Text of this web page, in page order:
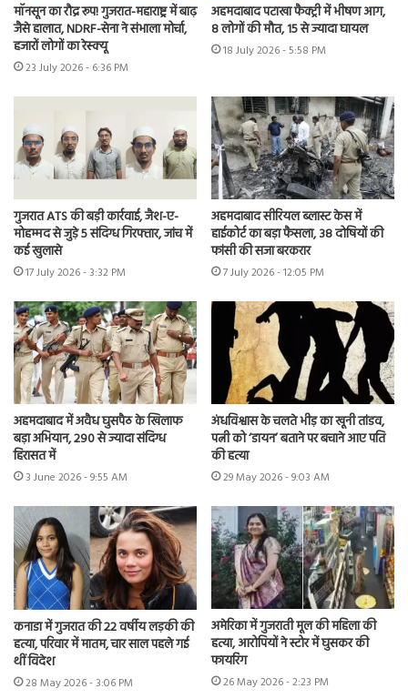
मॉनसून का रौद्र रूप! गुजरात-महाराष्ट्र में बाढ़
जैसे हालात, NDRF-सेना ने संभाला मोर्चा,
हजारों लोगों का रेस्क्यू
23 July 2026 - 6:36 PM
अहमदाबाद पटाखा फैक्ट्री में भीषण आग,
8 लोगों की मौत, 15 से ज्यादा घायल
18 July 2026 - 5:58 PM
गुजरात ATS की बड़ी कार्रवाई, जैश-ए-
मोहम्मद से जुड़े 5 संदिग्ध गिरफ्तार, जांच में
कई खुलासे
17 July 2026 - 3:32 PM
अहमदाबाद सीरियल ब्लास्ट केस में
हाईकोर्ट का बड़ा फैसला, 38 दोषियों की
फांसी की सजा बरकरार
7 July 2026 - 12:05 PM
अहमदाबाद में अवैध घुसपैठ के खिलाफ
बड़ा अभियान, 290 से ज्यादा संदिग्ध
हिरासत में
3 June 2026 - 9:55 AM
अंधविश्वास के चलते भीड़ का खूनी तांडव,
पत्नी को ‘डायन’ बताने पर बचाने आए पति
की हत्या
29 May 2026 - 9:03 AM
कनाडा में गुजरात की 22 वर्षीय लड़की की
हत्या, परिवार में मातम, चार साल पहले गई
थीं विदेश
28 May 2026 - 3:06 PM
अमेरिका में गुजराती मूल की महिला की
हत्या, आरोपियों ने स्टोर में घुसकर की
फायरिंग
26 May 2026 - 2:23 PM